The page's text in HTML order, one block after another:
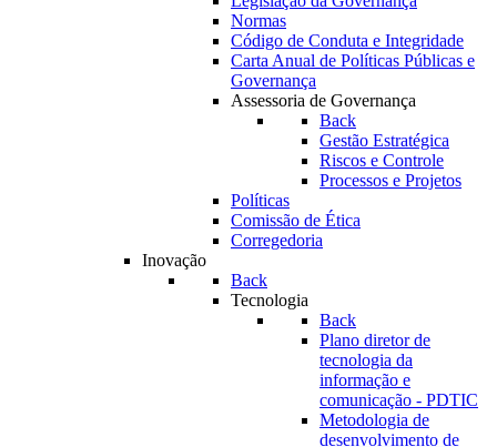
Normas
Código de Conduta e Integridade
Carta Anual de Políticas Públicas e
Governança
Assessoria de Governança
Back
Gestão Estratégica
Riscos e Controle
Processos e Projetos
Políticas
Comissão de Ética
Corregedoria
Inovação
Back
Tecnologia
Back
Plano diretor de
tecnologia da
informação e
comunicação - PDTIC
Metodologia de
desenvolvimento de